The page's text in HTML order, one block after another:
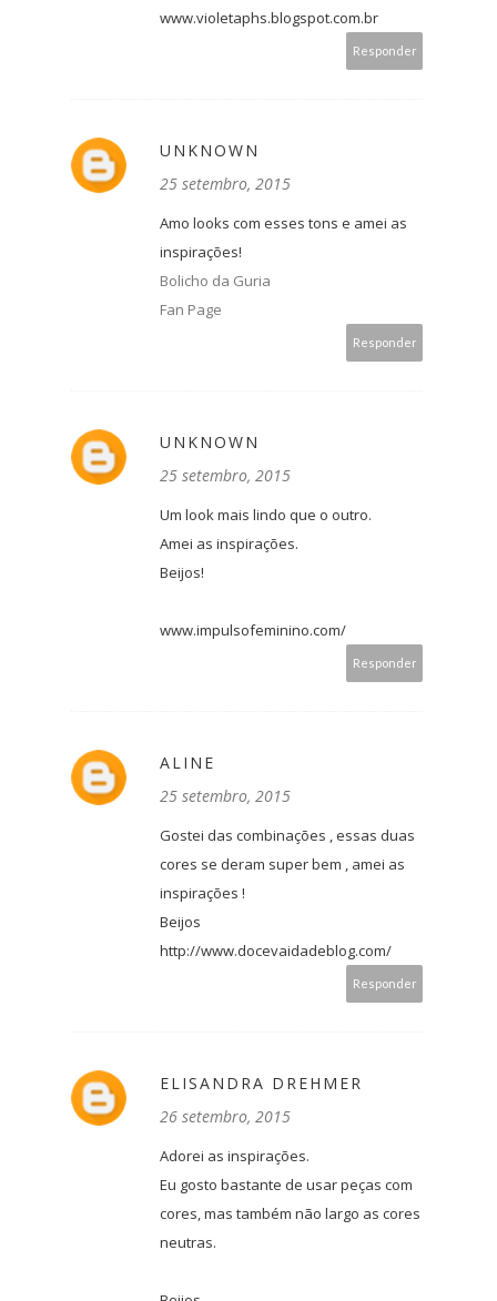
www.violetaphs.blogspot.com.br
Responder
UNKNOWN
25 setembro, 2015
Amo looks com esses tons e amei as
inspirações!
Bolicho da Guria
Fan Page
Responder
UNKNOWN
25 setembro, 2015
Um look mais lindo que o outro.
Amei as inspirações.
Beijos!
www.impulsofeminino.com/
Responder
ALINE
25 setembro, 2015
Gostei das combinações , essas duas
cores se deram super bem , amei as
inspirações !
Beijos
http://www.docevaidadeblog.com/
Responder
ELISANDRA DREHMER
26 setembro, 2015
Adorei as inspirações.
Eu gosto bastante de usar peças com
cores, mas também não largo as cores
neutras.